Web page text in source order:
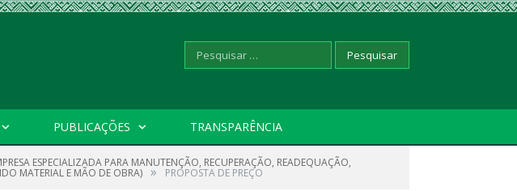
Pesquisar
por:
PUBLICAÇÕES TRANSPARÊNCIA
ESPECIALIZADA PARA MANUTENÇÃO, RECUPERAÇÃO, READEQUAÇÃO,
MATERIAL E MÃO DE OBRA) » PROPOSTA DE PREÇO